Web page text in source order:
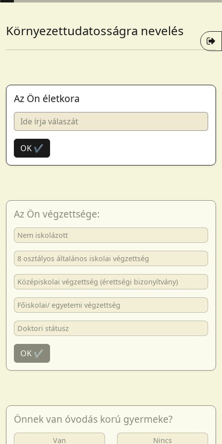
Környezettudatosságra nevelés
Az Ön életkora
OK ✔
Az Ön végzettsége:
Nem iskolázott
8 osztályos általános iskolai végzettség
Középiskolai végzettség (érettségi bizonyítvány)
Főiskolai/ egyetemi végzettség
Doktori státusz
OK ✔
Önnek van óvodás korú gyermeke?
Van Nincs